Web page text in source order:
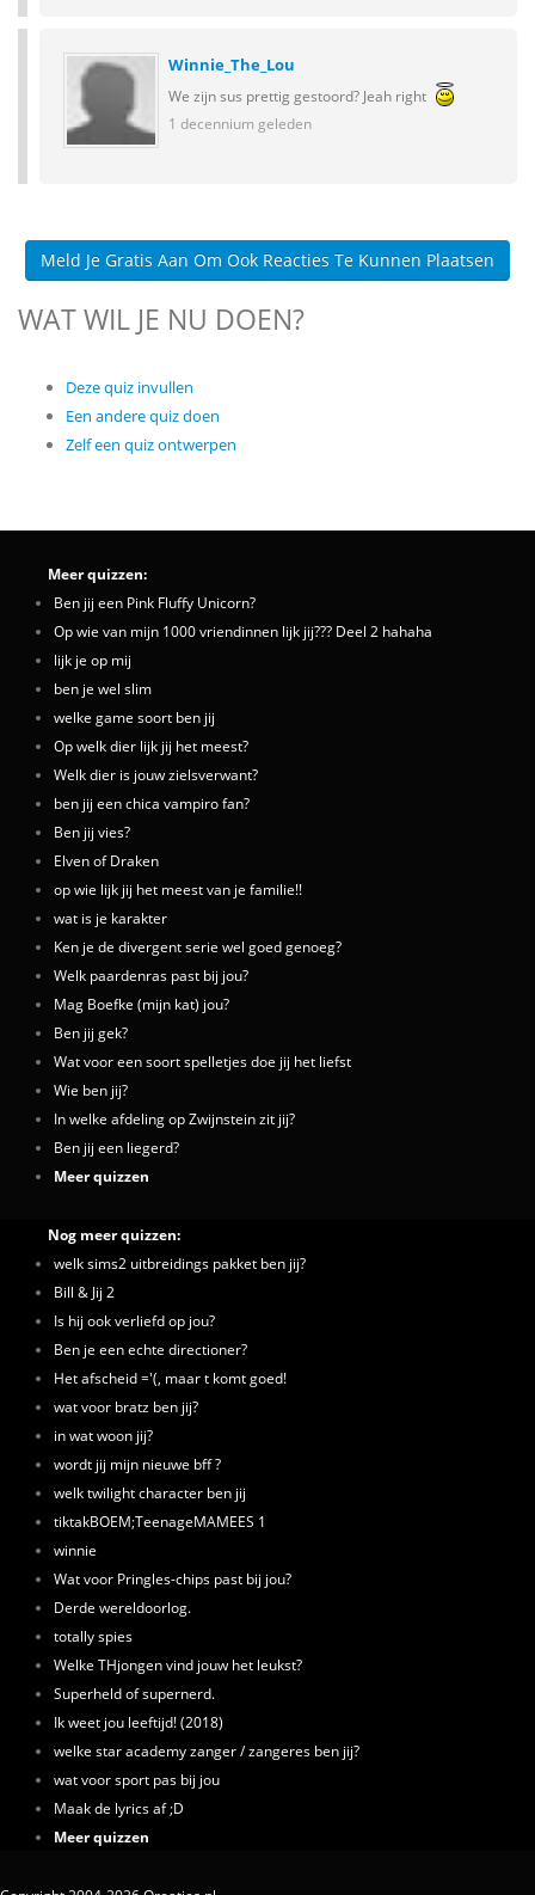
Winnie_The_Lou
We zijn sus prettig gestoord? Jeah right
1 decennium geleden
Meld Je Gratis Aan Om Ook Reacties Te Kunnen Plaatsen
WAT WIL JE NU DOEN?
Deze quiz invullen
Een andere quiz doen
Zelf een quiz ontwerpen
Meer quizzen:
Ben jij een Pink Fluffy Unicorn?
Op wie van mijn 1000 vriendinnen lijk jij??? Deel 2 hahaha
lijk je op mij
ben je wel slim
welke game soort ben jij
Op welk dier lijk jij het meest?
Welk dier is jouw zielsverwant?
ben jij een chica vampiro fan?
Ben jij vies?
Elven of Draken
op wie lijk jij het meest van je familie!!
wat is je karakter
Ken je de divergent serie wel goed genoeg?
Welk paardenras past bij jou?
Mag Boefke (mijn kat) jou?
Ben jij gek?
Wat voor een soort spelletjes doe jij het liefst
Wie ben jij?
In welke afdeling op Zwijnstein zit jij?
Ben jij een liegerd?
Meer quizzen
Nog meer quizzen:
welk sims2 uitbreidings pakket ben jij?
Bill & Jij 2
Is hij ook verliefd op jou?
Ben je een echte directioner?
Het afscheid ='(, maar t komt goed!
wat voor bratz ben jij?
in wat woon jij?
wordt jij mijn nieuwe bff ?
welk twilight character ben jij
tiktakBOEM;TeenageMAMEES 1
winnie
Wat voor Pringles-chips past bij jou?
Derde wereldoorlog.
totally spies
Welke THjongen vind jouw het leukst?
Superheld of supernerd.
Ik weet jou leeftijd! (2018)
welke star academy zanger / zangeres ben jij?
wat voor sport pas bij jou
Maak de lyrics af ;D
Meer quizzen